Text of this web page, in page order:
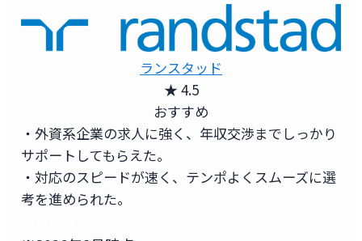
ランスタッド
★ 4.5
おすすめ
・外資系企業の求人に強く、年収交渉までしっかり
サポートしてもらえた。
・対応のスピードが速く、テンポよくスムーズに選
考を進められた。